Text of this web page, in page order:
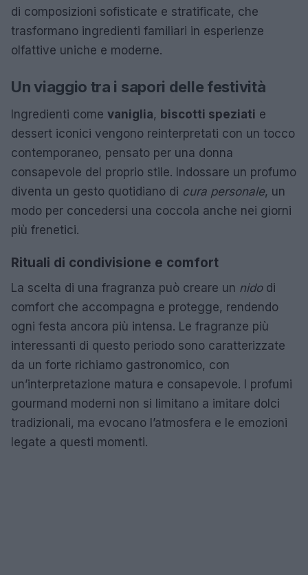
di composizioni sofisticate e stratificate, che
trasformano ingredienti familiari in esperienze
olfattive uniche e moderne.
Un viaggio tra i sapori delle festività
Ingredienti come vaniglia, biscotti speziati e
dessert iconici vengono reinterpretati con un tocco
contemporaneo, pensato per una donna
consapevole del proprio stile. Indossare un profumo
diventa un gesto quotidiano di cura personale, un
modo per concedersi una coccola anche nei giorni
più frenetici.
Rituali di condivisione e comfort
La scelta di una fragranza può creare un nidodi
comfort che accompagna e protegge, rendendo
ogni festa ancora più intensa. Le fragranze più
interessanti di questo periodo sono caratterizzate
da un forte richiamo gastronomico, con
un’interpretazione matura e consapevole. I profumi
gourmand moderni non si limitano a imitare dolci
tradizionali, ma evocano l’atmosfera e le emozioni
legate a questi momenti.